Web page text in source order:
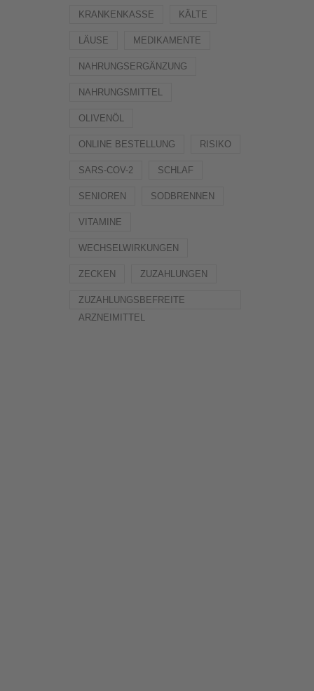
KRANKENKASSE KÄLTE
LÄUSE MEDIKAMENTE
NAHRUNGSERGÄNZUNG
NAHRUNGSMITTEL
OLIVENÖL
ONLINE BESTELLUNG RISIKO
SARS-COV-2 SCHLAF
SENIOREN SODBRENNEN
VITAMINE
WECHSELWIRKUNGEN
ZECKEN ZUZAHLUNGEN
ZUZAHLUNGSBEFREITE
ARZNEIMITTEL